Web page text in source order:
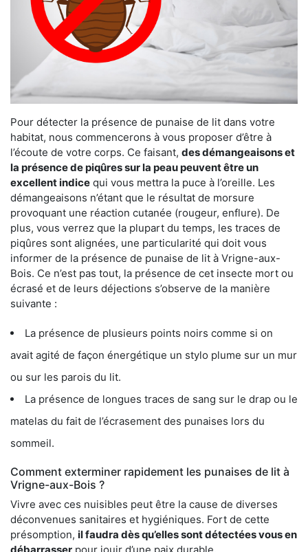
Pour détecter la présence de punaise de lit dans votre
habitat, nous commencerons à vous proposer d’être à
l’écoute de votre corps. Ce faisant, des démangeaisons et
la présence de piqûres sur la peau peuvent être un
excellent indice qui vous mettra la puce à l’oreille. Les
démangeaisons n’étant que le résultat de morsure
provoquant une réaction cutanée (rougeur, enflure). De
plus, vous verrez que la plupart du temps, les traces de
piqûres sont alignées, une particularité qui doit vous
informer de la présence de punaise de lit à Vrigne-aux-
Bois. Ce n’est pas tout, la présence de cet insecte mort ou
écrasé et de leurs déjections s’observe de la manière
suivante :
La présence de plusieurs points noirs comme si on
avait agité de façon énergétique un stylo plume sur un mur
ou sur les parois du lit.
La présence de longues traces de sang sur le drap ou le
matelas du fait de l’écrasement des punaises lors du
sommeil.
Comment exterminer rapidement les punaises de lit à
Vrigne-aux-Bois ?
Vivre avec ces nuisibles peut être la cause de diverses
déconvenues sanitaires et hygiéniques. Fort de cette
présomption, il faudra dès qu’elles sont détectées vous en